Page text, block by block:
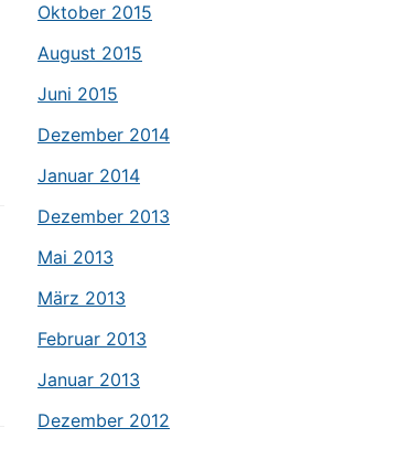
Oktober 2015
August 2015
Juni 2015
Dezember 2014
Januar 2014
Dezember 2013
Mai 2013
März 2013
Februar 2013
Januar 2013
Dezember 2012